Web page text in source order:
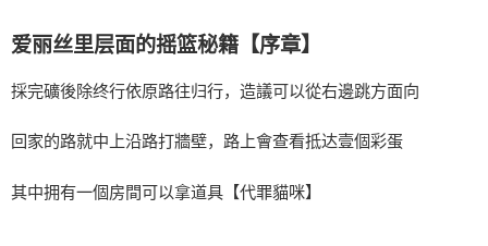
爱丽丝里层面的摇篮秘籍【序章】
採完礦後除终行依原路往归行，造議可以從右邊跳方面向
回家的路就中上沿路打牆壁，路上會查看抵达壹個彩蛋
其中拥有一個房間可以拿道具【代罪貓咪】